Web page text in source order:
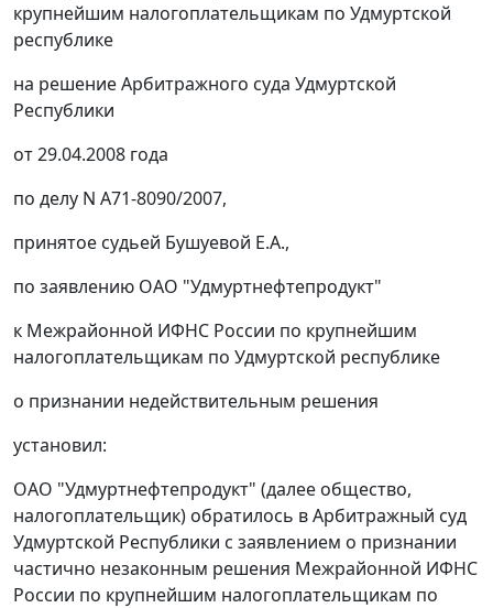
крупнейшим налогоплательщикам по Удмуртской
республике
на решение Арбитражного суда Удмуртской
Республики
от 29.04.2008 года
по делу N А71-8090/2007,
принятое судьей Бушуевой Е.А.,
по заявлению ОАО "Удмуртнефтепродукт"
к Межрайонной ИФНС России по крупнейшим
налогоплательщикам по Удмуртской республике
о признании недействительным решения
установил:
ОАО "Удмуртнефтепродукт" (далее общество,
налогоплательщик) обратилось в Арбитражный суд
Удмуртской Республики с заявлением о признании
частично незаконным решения Межрайонной ИФНС
России по крупнейшим налогоплательщикам по